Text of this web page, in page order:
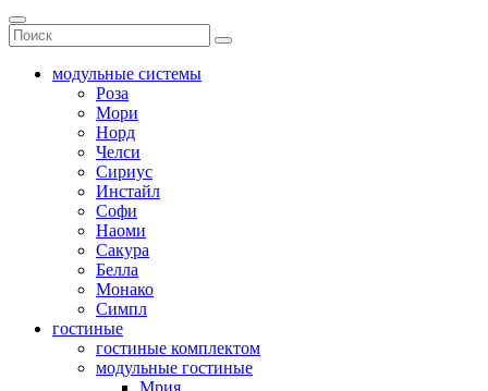
модульные системы
Роза
Мори
Норд
Челси
Сириус
Инстайл
Софи
Наоми
Сакура
Белла
Монако
Симпл
гостиные
гостиные комплектом
модульные гостиные
Мрия